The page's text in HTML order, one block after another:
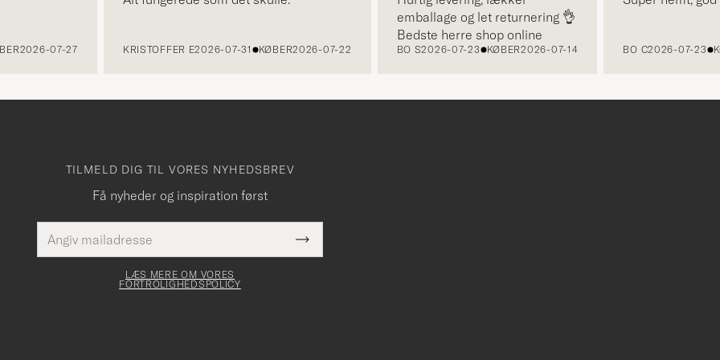
2026-07-27 KRISTOFFER E2026-07-31 KØBER2026-07-22
emballage og let returnering 👌
Bedste herre shop online
BO S2026-07-23 KØBER2026-07-14 BO C2026-07-23
TILMELD DIG TIL VORES NYHEDSBREV
Få nyheder og inspiration først
mailadresse
Dette
felt skal
Submit
Newsletter
LÆS MERE OM VORES
FORTROLIGHEDSPOLICY